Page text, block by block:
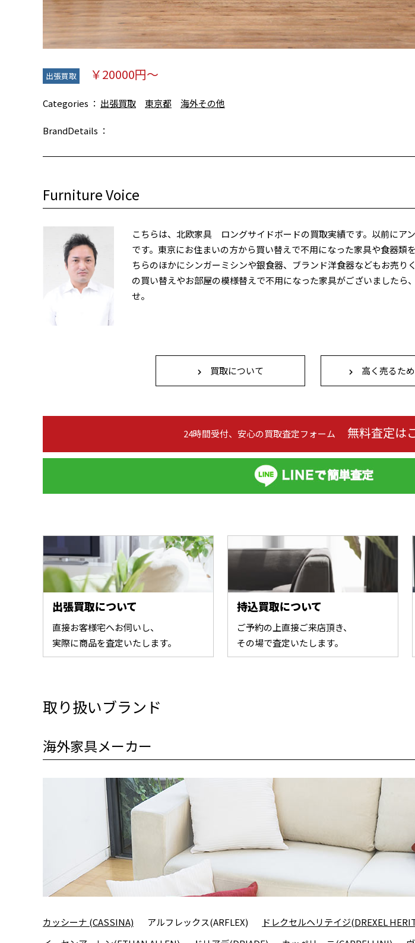
出張買取 ￥20000円～
Categories 出張買取 東京都 海外その他
BrandDetails
Furniture Voice
こちらは、北欧家具 ロングサイドボードの買取実績です。以前にア
です。東京にお住まいの方から買い替えで不用になった家具や食器類
ちらのほかにシンガーミシンや銀食器、ブランド洋食器などもお売り
の買い替えやお部屋の模様替えで不用になった家具がございましたら、
せ。
買取について 高く売るた
24時間受付、安心の買取査定フォーム 無料査定は
出張買取について
直接お客様宅へお伺いし、
実際に商品を査定いたします。
持込買取について
ご予約の上直接ご来店頂き、
その場で査定いたします。
取り扱いブランド
海外家具メーカー
カッシーナ (CASSINA) アルフレックス(ARFLEX)
ドレクセルヘリテイジ(DREXEL